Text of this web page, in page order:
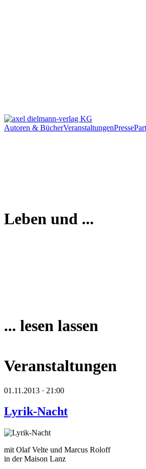
Autoren & BücherVeranstaltungenPresse
Leben und ...
... lesen lassen
Veranstaltungen
01.11.2013 · 21:00
Lyrik-Nacht
mit Olaf Velte und Marcus Roloff
in der Maison Lanz